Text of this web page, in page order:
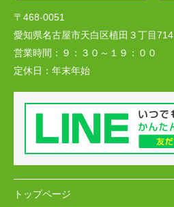
〒468-0051
愛知県名古屋市天白区植田３丁目714
営業時間： ９：３０～１９：００
定休日： 年末年始
トップページ